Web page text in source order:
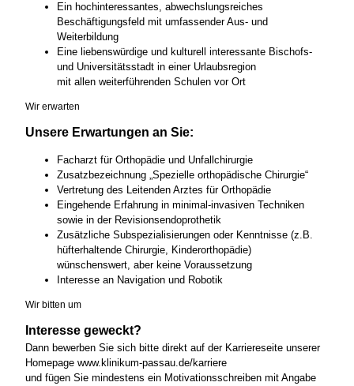
Ein hochinteressantes, abwechslungsreiches
Beschäftigungsfeld mit umfassender Aus- und
Weiterbildung
Eine liebenswürdige und kulturell interessante Bischofs-
und Universitätsstadt in einer Urlaubsregion
mit allen weiterführenden Schulen vor Ort
Wir erwarten
Unsere Erwartungen an Sie:
Facharzt für Orthopädie und Unfallchirurgie
Zusatzbezeichnung „Spezielle orthopädische Chirurgie“
Vertretung des Leitenden Arztes für Orthopädie
Eingehende Erfahrung in minimal-invasiven Techniken
sowie in der Revisionsendoprothetik
Zusätzliche Subspezialisierungen oder Kenntnisse (z.B.
hüfterhaltende Chirurgie, Kinderorthopädie)
wünschenswert, aber keine Voraussetzung
Interesse an Navigation und Robotik
Wir bitten um
Interesse geweckt?
Dann bewerben Sie sich bitte direkt auf der Karriereseite unserer
Homepage www.klinikum-passau.de/karriere
und fügen Sie mindestens ein Motivationsschreiben mit Angabe